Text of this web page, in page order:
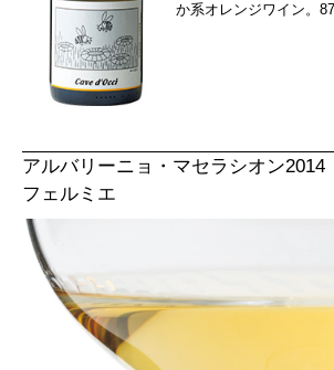
か系オレンジワイン。
アルバリーニョ・マセラシオン2014
フェルミエ